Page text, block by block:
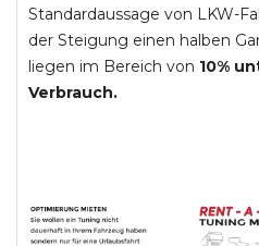
Standardaussage von LKW-
der Steigung einen halben
liegen im Bereich von 10%
Verbrauch.